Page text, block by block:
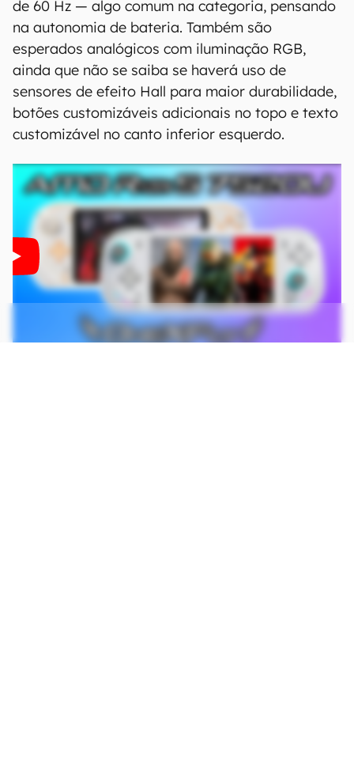
de 60 Hz — algo comum na categoria, pensando
na autonomia de bateria. Também são
esperados analógicos com iluminação RGB,
ainda que não se saiba se haverá uso de
sensores de efeito Hall para maior durabilidade,
botões customizáveis adicionais no topo e texto
customizável no canto inferior esquerdo.